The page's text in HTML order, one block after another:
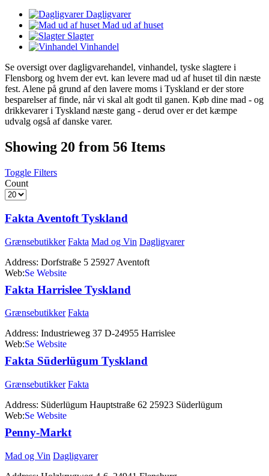
Dagligvarer
Mad ud af huset
Slagter
Vinhandel
Se oversigt over dagligvarehandel, vinhandel, tyske slagtere i
Flensborg og hvem der evt. kan levere mad ud af huset til din næste
fest. Alene på grund af den lavere moms i Tyskland er der store
besparelser af finde, når vi skal alt godt til ganen. Køb dine mad - og
drikkevarer i Tyskland næste gang - derud over er det kæmpe
udvalg også af danske varer.
Showing 20 from 56 Items
Toggle Filters
Count
Fakta Aventoft Tyskland
Grænsebutikker Fakta Mad og Vin Dagligvarer
Address: Dorfstraße 5 25927 Aventoft
Web:http://www.fakta.eu
Fakta Harrislee Tyskland
Grænsebutikker Fakta
Address: Industrieweg 37 D-24955 Harrislee
Web:http://www.fakta.eu
Fakta Süderlügum Tyskland
Grænsebutikker Fakta
Address: Süderlügum Hauptstraße 62 25923 Süderlügum
Web:http://www.fakta.eu
Penny-Markt
Mad og Vin Dagligvarer